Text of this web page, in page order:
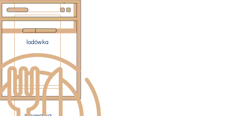
lodówka